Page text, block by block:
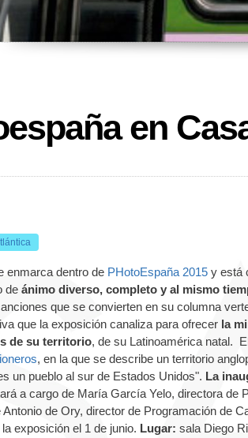
en
enmarca dentro de PHotoEspaña 2015 y está
de ánimo diverso, completo y al mismo
que se convierten en su columna
que la exposición canaliza para ofrecer la
de su territorio, de su Latinoamérica natal.
, en la que se describe un territorio
un pueblo al sur de Estados Unidos". La
a cargo de María García Yelo, directora de
de Ory, director de Programación de
exposición el 1 de junio. Lugar: sala Diego